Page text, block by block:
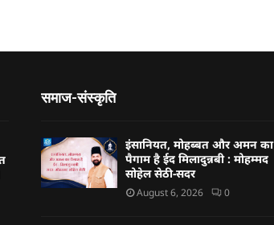
समाज-संस्कृति
इंसानियत, मोहब्बत और अमन का
पैगाम है ईद मिलादुन्नबी : मोहम्मद
सोहेल सेठी-सदर
August 6, 2026 0